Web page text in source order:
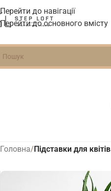
Перейти до навігації
Перейти до основного вмісту
Головна/Підставки для квітів